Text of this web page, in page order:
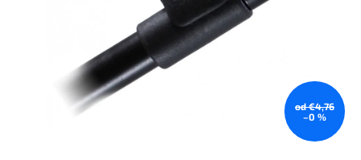
od €4,76
–0 %